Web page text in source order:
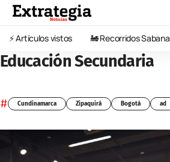
⚡️ Artículos vistos 🚂 Recorridos Sabana
Educación Secundaria
# Cundinamarca Zipaquirá Bogotá ad